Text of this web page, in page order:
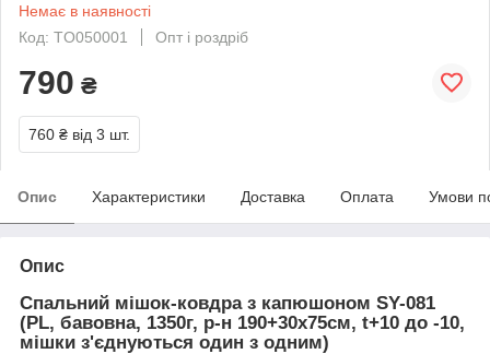
Немає в наявності
Код: TO050001
Опт і роздріб
790 ₴
760 ₴ від 3 шт.
Опис Характеристики Доставка Оплата Умови
Опис
Спальний мішок-ковдра з капюшоном SY-081
(PL, бавовна, 1350г, р-н 190+30х75см, t+10 до -10,
мішки з'єднуються один з одним)